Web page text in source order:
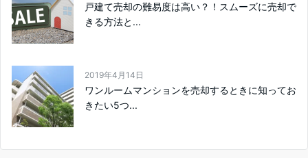
戸建て売却の難易度は高い？！スムーズに売却で
きる方法と...
2019年4月14日
ワンルームマンションを売却するときに知ってお
きたい5つ...